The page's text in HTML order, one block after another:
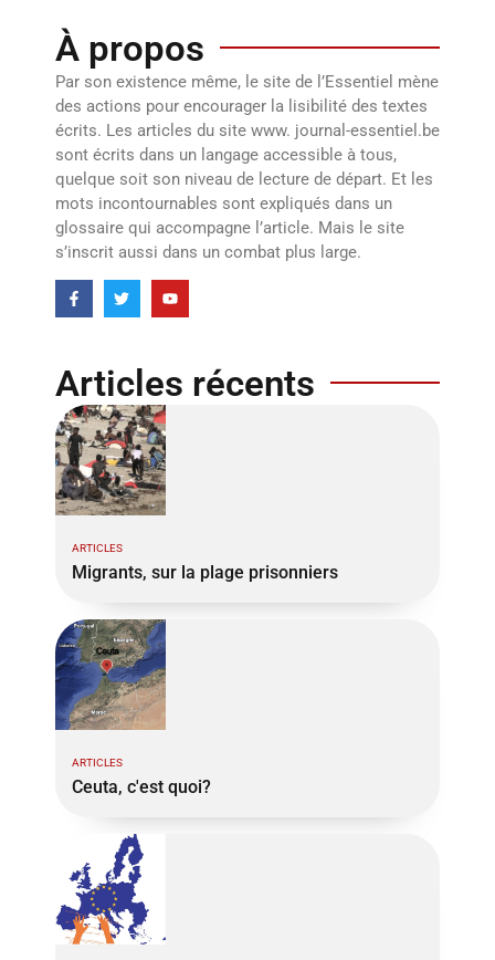
À propos
Par son existence même, le site de l’Essentiel mène
des actions pour encourager la lisibilité des textes
écrits. Les articles du site www. journal-essentiel.be
sont écrits dans un langage accessible à tous,
quelque soit son niveau de lecture de départ. Et les
mots incontournables sont expliqués dans un
glossaire qui accompagne l’article. Mais le site
s’inscrit aussi dans un combat plus large.
Articles récents
ARTICLES
Migrants, sur la plage prisonniers
ARTICLES
Ceuta, c'est quoi?